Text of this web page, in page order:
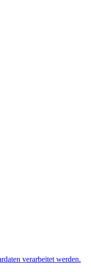
verarbeitet werden.